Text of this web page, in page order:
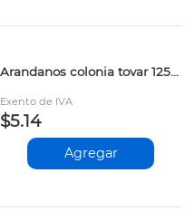
Arandanos colonia tovar 125gr
Exento de IVA
$5.14
Agregar